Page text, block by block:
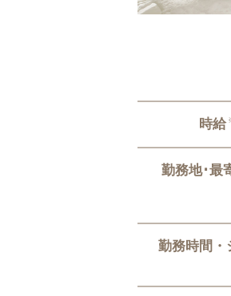
時給
勤務地･最
勤務時間・